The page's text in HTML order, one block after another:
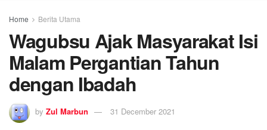
Home Berita Utama
Wagubsu Ajak Masyarakat Isi
Malam Pergantian Tahun
dengan Ibadah
by Zul Marbun 31 December 2021